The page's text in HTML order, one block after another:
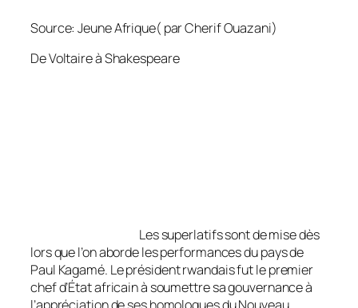
Source: Jeune Afrique( par Cherif Ouazani)
De Voltaire à Shakespeare
Les superlatifs sont de mise dès
lors que l’on aborde les performances du pays de
Paul Kagamé. Le président rwandais fut le premier
chef d’État africain à soumettre sa gouvernance à